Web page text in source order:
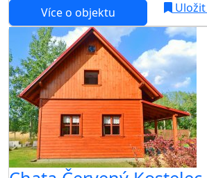
Více o objektu